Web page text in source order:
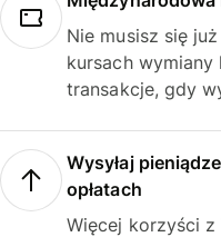
Nie musisz się
kursach wymiany
transakcje, gdy
Wysyłaj
opłatach
Więcej korzyści